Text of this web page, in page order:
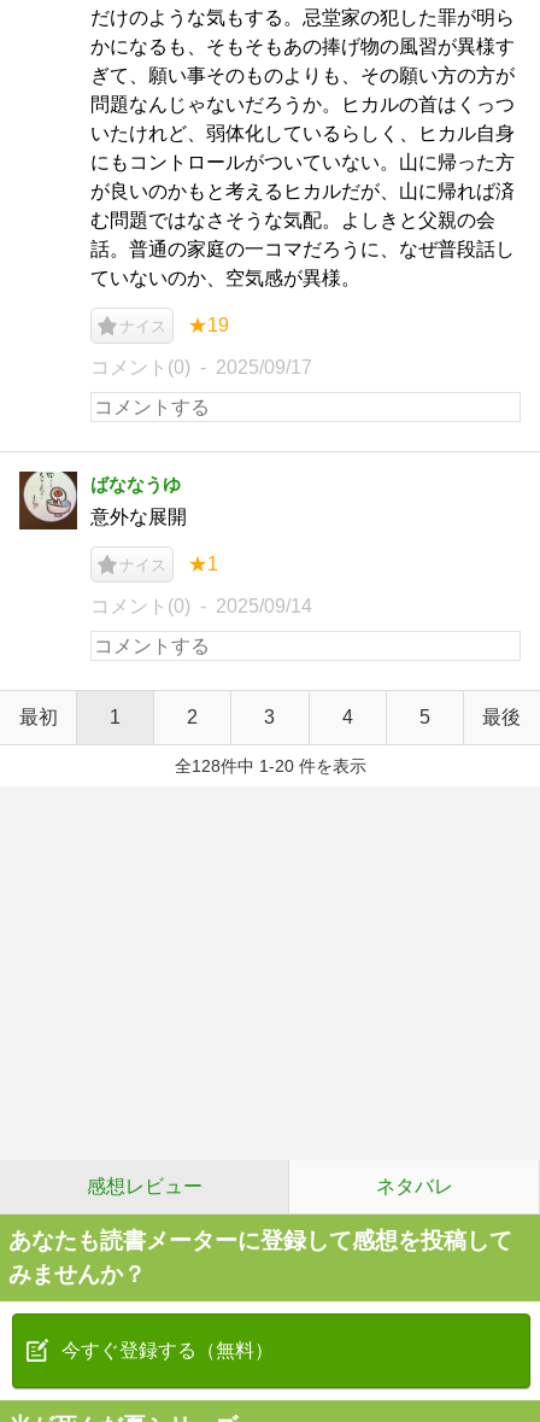
だけのような気もする。忌堂家の犯した罪が明ら
かになるも、そもそもあの捧げ物の風習が異様す
ぎて、願い事そのものよりも、その願い方の方が
問題なんじゃないだろうか。ヒカルの首はくっつ
いたけれど、弱体化しているらしく、ヒカル自身
にもコントロールがついていない。山に帰った方
が良いのかもと考えるヒカルだが、山に帰れば済
む問題ではなさそうな気配。よしきと父親の会
話。普通の家庭の一コマだろうに、なぜ普段話し
ていないのか、空気感が異様。
ナイス ★19
コメント(0) 2025/09/17
ばななうゆ
意外な展開
ナイス ★1
コメント(0) 2025/09/14
最初 1 2 3 4 5 最後
全128件中 1-20 件を表示
感想レビュー ネタバレ
あなたも読書メーターに登録して感想を投稿して
みませんか？
今すぐ登録する（無料）